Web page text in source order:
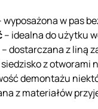
wyposażona w pas
– idealna do użytku
– dostarczana z liną
siedzisko z otworami
demontażu
z materiałów